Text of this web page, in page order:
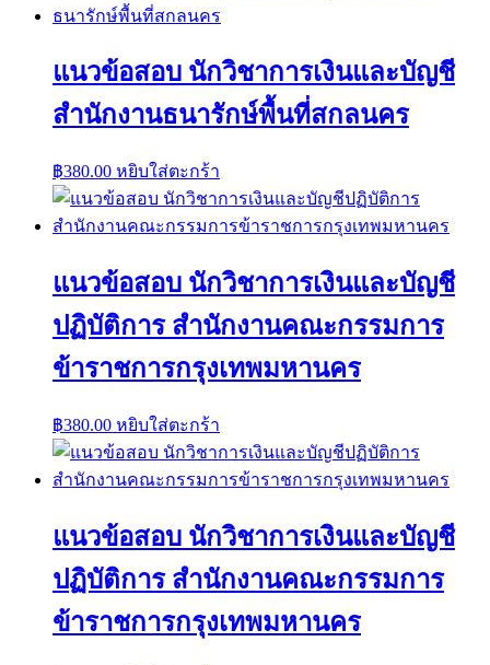
แนวข้อสอบ นักวิชาการเงินและบัญชี
สำนักงานธนารักษ์พื้นที่สกลนคร
฿380.00 หยิบใส่ตะกร้า
แนวข้อสอบ นักวิชาการเงินและบัญชี
ปฏิบัติการ สำนักงานคณะกรรมการ
ข้าราชการกรุงเทพมหานคร
฿380.00 หยิบใส่ตะกร้า
แนวข้อสอบ นักวิชาการเงินและบัญชี
ปฏิบัติการ สำนักงานคณะกรรมการ
ข้าราชการกรุงเทพมหานคร